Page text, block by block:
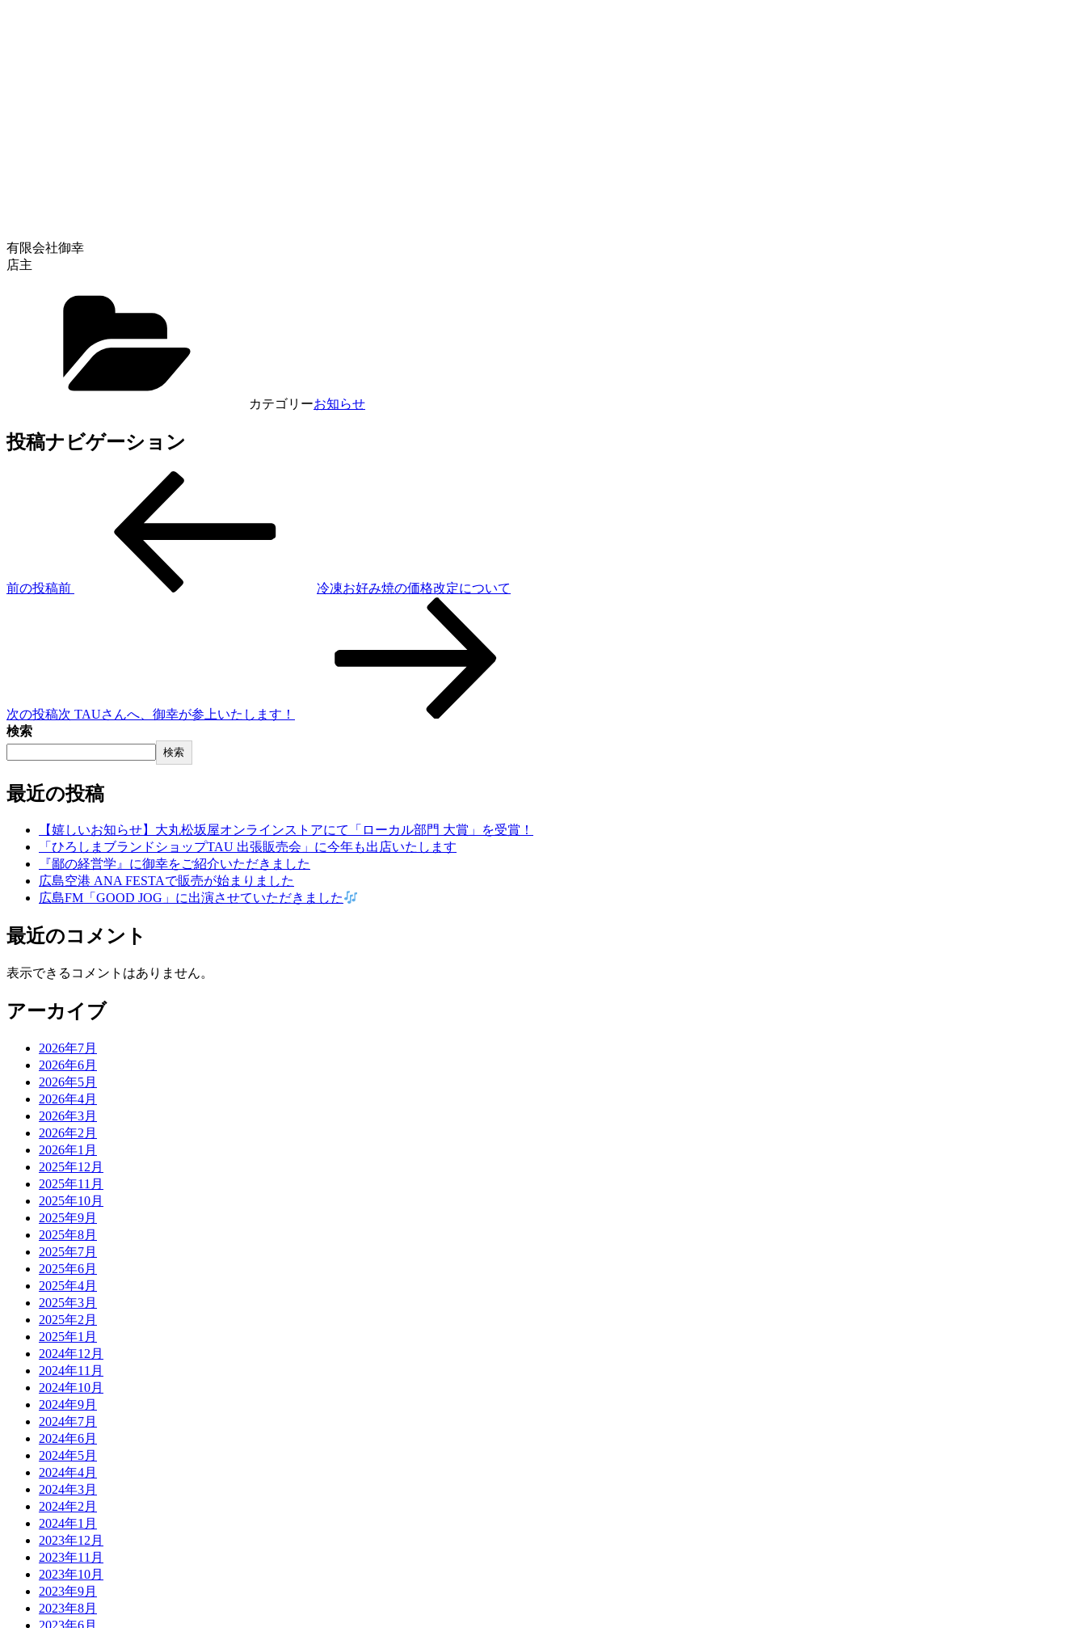
有限会社御幸
店主
カテゴリーお知らせ
投稿ナビゲーション
前の投稿前 冷凍お好み焼の価格改定について
次の投稿次 TAUさんへ、御幸が参上いたします！
検索
検索
最近の投稿
【嬉しいお知らせ】大丸松坂屋オンラインストアにて「ローカル部門 大賞」を受賞！
「ひろしまブランドショップTAU 出張販売会」に今年も出店いたします
『鄙の経営学』に御幸をご紹介いただきました
広島空港 ANA FESTAで販売が始まりました
広島FM「GOOD JOG」に出演させていただきました
最近のコメント
表示できるコメントはありません。
アーカイブ
2026年7月
2026年6月
2026年5月
2026年4月
2026年3月
2026年2月
2026年1月
2025年12月
2025年11月
2025年10月
2025年9月
2025年8月
2025年7月
2025年6月
2025年4月
2025年3月
2025年2月
2025年1月
2024年12月
2024年11月
2024年10月
2024年9月
2024年7月
2024年6月
2024年5月
2024年4月
2024年3月
2024年2月
2024年1月
2023年12月
2023年11月
2023年10月
2023年9月
2023年8月
2023年6月